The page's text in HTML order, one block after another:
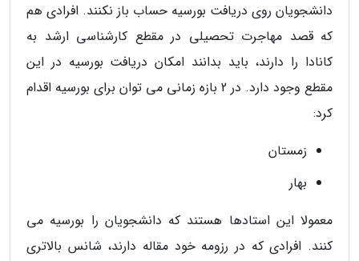
دانشجویان روی دریافت بورسیه حساب باز نکنند. افرادی هم
که قصد مهاجرت تحصیلی در مقطع کارشناسی ارشد به
کانادا را دارند، باید بدانند امکان دریافت بورسیه در این
مقطع وجود دارد. در 2 بازه زمانی می توان برای بورسیه اقدام
کرد:
زمستان
بهار
معمولا این استادها هستند که دانشجویان را بورسیه می
کنند. افرادی که در رزومه خود مقاله دارند، شانس بالاتری